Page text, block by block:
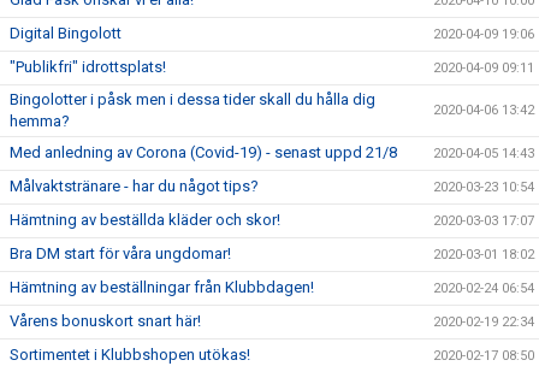
Digital Bingolott 2020-04-09 19:06
"Publikfri" idrottsplats! 2020-04-09 09:11
Bingolotter i påsk men i dessa tider skall du hålla dig
hemma?
2020-04-06 13:42
Med anledning av Corona (Covid-19) - senast uppd 21/8 2020-04-05 14:43
Målvaktstränare - har du något tips? 2020-03-23 10:54
Hämtning av beställda kläder och skor! 2020-03-03 17:07
Bra DM start för våra ungdomar! 2020-03-01 18:02
Hämtning av beställningar från Klubbdagen! 2020-02-24 06:54
Vårens bonuskort snart här! 2020-02-19 22:34
Sortimentet i Klubbshopen utökas! 2020-02-17 08:50